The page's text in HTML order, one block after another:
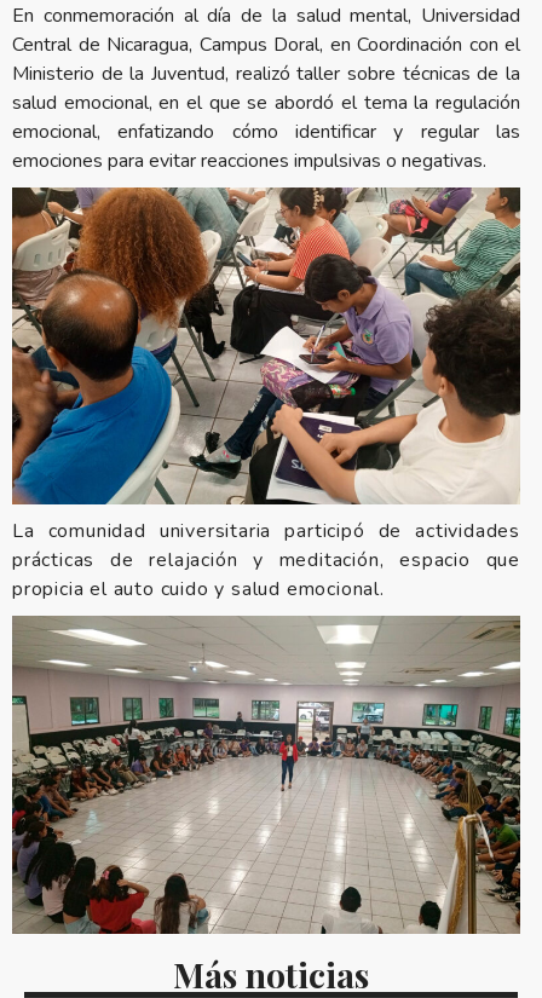
En conmemoración al día de la salud mental, Universidad
Central de Nicaragua, Campus Doral, en Coordinación con el
Ministerio de la Juventud, realizó taller sobre técnicas de la
salud emocional, en el que se abordó el tema la regulación
emocional, enfatizando cómo identificar y regular las
emociones para evitar reacciones impulsivas o negativas.
La comunidad universitaria participó de actividades
prácticas de relajación y meditación, espacio que
propicia el auto cuido y salud emocional.
Más noticias